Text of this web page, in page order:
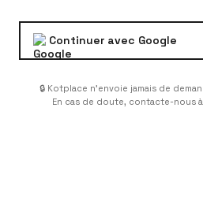
Continuer avec Google
🔒 Kotplace n'envoie jamais de
En cas de doute, contacte-nous à